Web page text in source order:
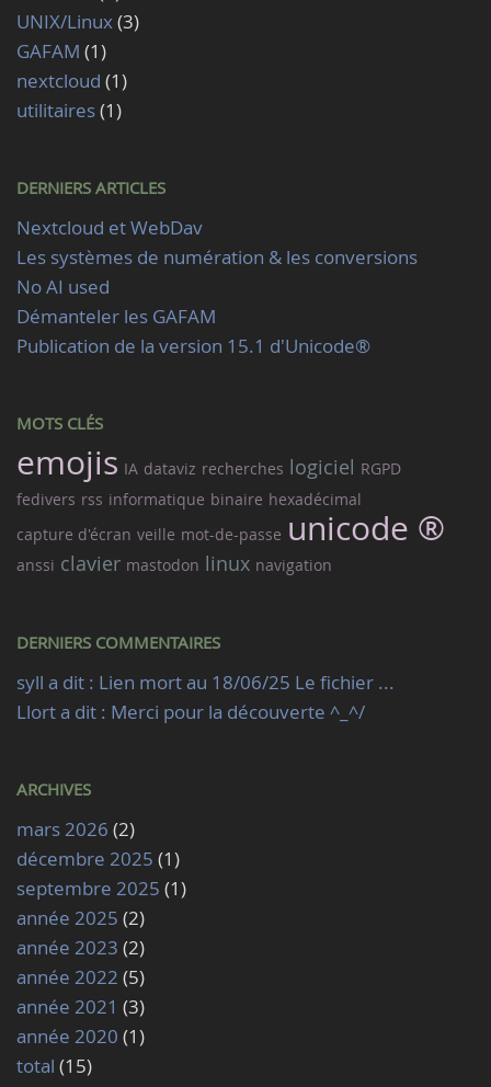
UNIX/Linux (3)
GAFAM (1)
nextcloud (1)
utilitaires(1)
DERNIERS ARTICLES
Nextcloud et WebDav
Les systèmes de numération & les conversions
No AI used
Démanteler les GAFAM
Publication de la version 15.1 d'Unicode®
MOTS CLÉS
emojis IA dataviz recherches logiciel RGPD
fedivers rss informatique binaire hexadécimal
capture d'écran veille mot-de-passe unicode ®
anssi clavier mastodon linux navigation
DERNIERS COMMENTAIRES
syll a dit : Lien mort au 18/06/25 Le fichier ...
Llort a dit : Merci pour la découverte ^_^/
ARCHIVES
mars 2026 (2)
décembre 2025 (1)
septembre 2025 (1)
année 2025 (2)
année 2023 (2)
année 2022 (5)
année 2021 (3)
année 2020 (1)
total (15)